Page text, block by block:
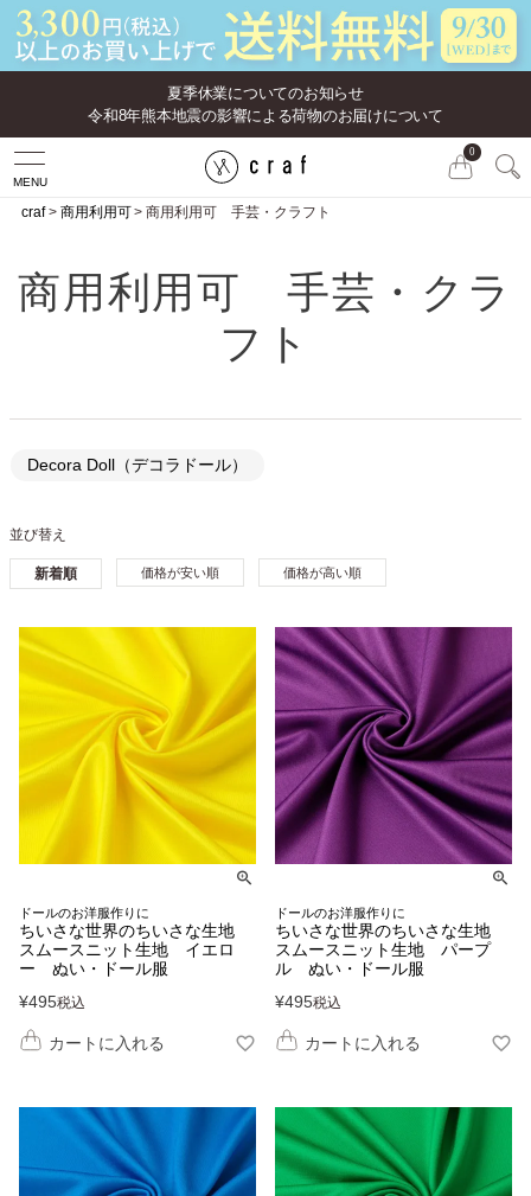
夏季休業についてのお知らせ
令和8年熊本地震の影響による荷物のお届けについて
MENU
0
craf 商用利用可 商用利用可 手芸・クラフト
商用利用可 手芸・クラ
フト
Decora Doll（デコラドール）
並び替え
新着順 価格が安い順 価格が高い順
ドールのお洋服作りに
ちいさな世界のちいさな生地
スムースニット生地 イエロ
ー ぬい・ドール服
¥495税込
カートに入れる
ドールのお洋服作りに
ちいさな世界のちいさな生地
スムースニット生地 パープ
ル ぬい・ドール服
¥495税込
カートに入れる